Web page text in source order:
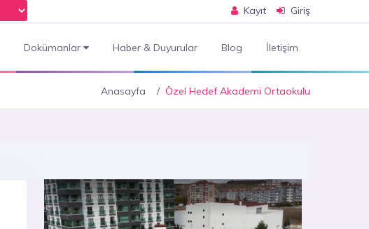
Kayıt Giriş
Dokümanlar Haber & Duyurular Blog İletişim
Anasayfa Özel Hedef Akademi Ortaokulu